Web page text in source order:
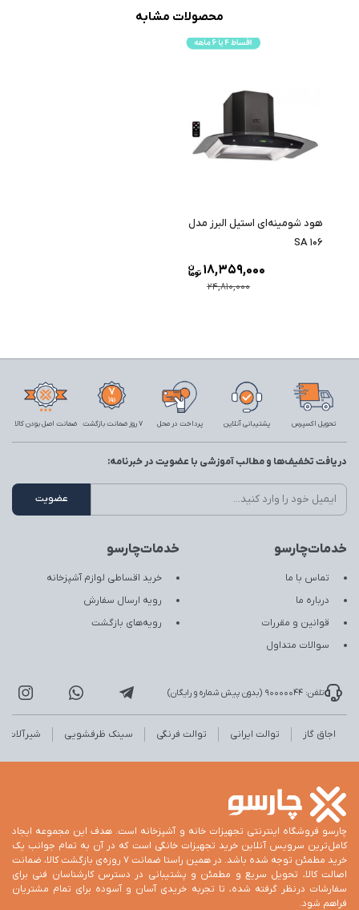
محصولات مشابه
هود شومینه‌ای استیل البرز مدل
SA 106
24,810,000
18,359,000
تحویل اکسپرس پشتیبانی آنلاین پرداخت در محل 7 روز ضمانت بازگشت ضمانت اصل بودن کالا
خدمات‌چارسو
تماس با ما
درباره ما
قوانین و مقررات
سوالات متداول
خدمات‌چارسو
خرید اقساطی لوازم آشپزخانه
رویه ارسال سفارش
رویه‌های بازگشت
دریافت تخفیف‌ها و مطالب آموزشی با عضویت در خبرنامه:
تلفن: 90000044 (بدون پیش شماره و رایگان)
اجاق گاز توالت ایرانی توالت فرنگی سینک ظرفشویی شیرآلات
چارسو فروشگاه اینترنتی تجهیزات خانه و آشپزخانه است. هدف این مجموعه ایجاد
کامل‌ترین سرویس آنلاین خرید تجهیزات خانگی است که در آن به تمام جوانب یک
خرید مطمئن توجه شده باشد. در همین راستا ضمانت 7 روزه‌ی بازگشت کالا، ضمانت
اصالت کالا، تحویل سریع و مطمئن و پشتیبانی در دسترس کارشناسان فنی برای
سفارشات درنظر گرفته شده، تا تجربه خریدی آسان و آسوده برای تمام مشتریان
فراهم شود.